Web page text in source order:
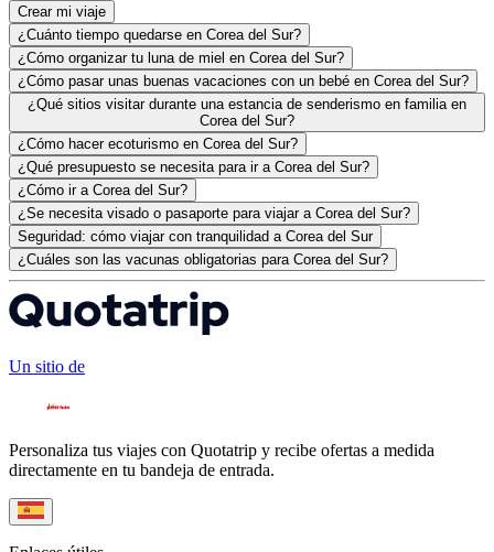
Crear mi viaje
¿Cuánto tiempo quedarse en Corea del Sur?
¿Cómo organizar tu luna de miel en Corea del Sur?
¿Cómo pasar unas buenas vacaciones con un bebé en Corea del Sur?
¿Qué sitios visitar durante una estancia de senderismo en familia en
Corea del Sur?
¿Cómo hacer ecoturismo en Corea del Sur?
¿Qué presupuesto se necesita para ir a Corea del Sur?
¿Cómo ir a Corea del Sur?
¿Se necesita visado o pasaporte para viajar a Corea del Sur?
Seguridad: cómo viajar con tranquilidad a Corea del Sur
¿Cuáles son las vacunas obligatorias para Corea del Sur?
Un sitio de
Personaliza tus viajes con Quotatrip y recibe ofertas a medida
directamente en tu bandeja de entrada.